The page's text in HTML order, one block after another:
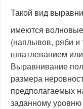
Такой вид
имеются
(наплывов, ряби
шпатлеванием
Выравнивание
размера
предполагаемых
заданному уровню